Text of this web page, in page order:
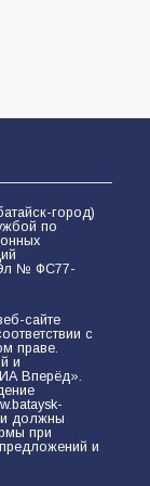
а не
город)
по
№ ФС77-
сайте
с
праве.
и
Вперёд».
должны
при
и